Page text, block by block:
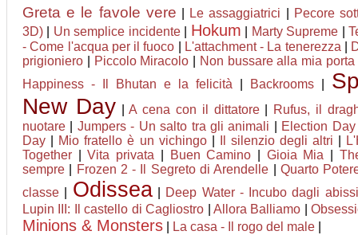
Greta e le favole vere Le assaggiatrici
Pecore
3D)
Un semplice incidente| Hokum Marty Supreme |
- Come l'acqua per il fuoco
L'attachment - La tenerezza
prigioniero
Piccolo Miracolo Non bussare alla mia porta
Happiness - Il Bhutan e la felicità
Backrooms
New Day |A cena con il dittatore|
Rufus, il
nuotare
Jumpers - Un salto tra gli animali Election Day
Day
Mio fratello è un vichingo| Il silenzio degli altri
Together |Vita privata Buen Camino Gioia Mia
sempre
Frozen 2 - Il Segreto di Arendelle
Quarto
classe
Odissea|
Deep Water - Incubo dagli abissi
Lupin III: Il castello di Cagliostro |Allora Balliamo |
Minions & Monsters La casa - Il rogo del male